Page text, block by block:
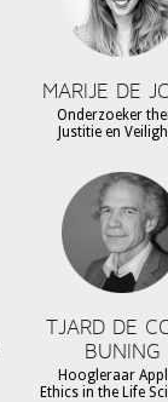
MARIJE DE
Onderzoeker
Justitie en
TJARD DE
BUNING
Hoogleraar
Ethics in the Life